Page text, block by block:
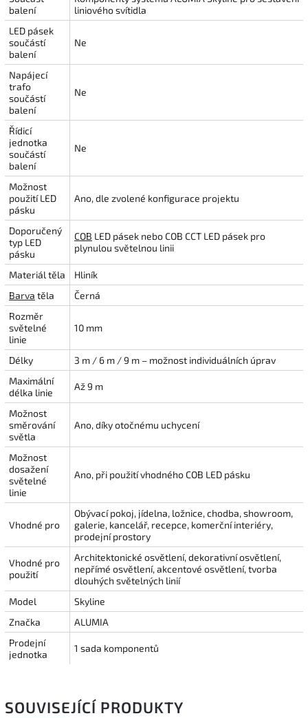
balení
liniového svítidla
LED pásek
součástí
balení
Ne
Napájecí
trafo
součástí
balení
Ne
Řídicí
jednotka
součástí
balení
Ne
Možnost
použití LED
pásku
Ano, dle zvolené konfigurace projektu
Doporučený
typ LED
pásku
COB LED pásek nebo COB CCT LED pásek pro
plynulou světelnou linii
Materiál těla
Hliník
Barva těla
Černá
Rozměr
světelné
linie
10 mm
Délky
3 m / 6 m / 9 m – možnost individuálních úprav
Maximální
délka linie
Až 9 m
Možnost
směrování
světla
Ano, díky otočnému uchycení
Možnost
dosažení
světelné
linie
Ano, při použití vhodného COB LED pásku
Vhodné pro
Obývací pokoj, jídelna, ložnice, chodba, showroom,
galerie, kancelář, recepce, komerční interiéry,
prodejní prostory
Vhodné pro
použití
Architektonické osvětlení, dekorativní osvětlení,
nepřímé osvětlení, akcentové osvětlení, tvorba
dlouhých světelných linií
Model
Skyline
Značka
ALUMIA
Prodejní
jednotka
1 sada komponentů
SOUVISEJÍCÍ PRODUKTY